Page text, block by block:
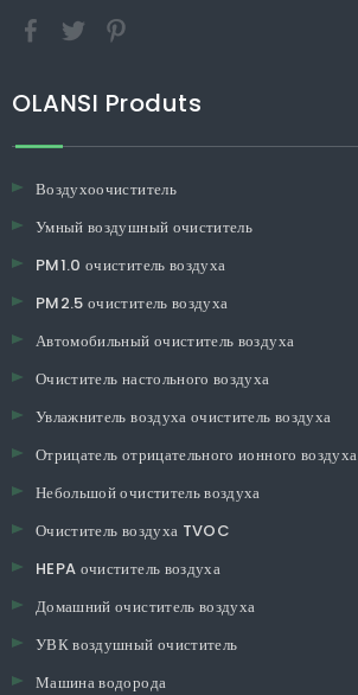
OLANSI Produts
Воздухоочиститель
Умный воздушный очиститель
PM1.0 очиститель воздуха
PM2.5 очиститель воздуха
Автомобильный очиститель воздуха
Очиститель настольного воздуха
Увлажнитель воздуха очиститель воздуха
Отрицатель отрицательного ионного воздуха
Небольшой очиститель воздуха
Очиститель воздуха TVOC
HEPA очиститель воздуха
Домашний очиститель воздуха
УВК воздушный очиститель
Машина водорода